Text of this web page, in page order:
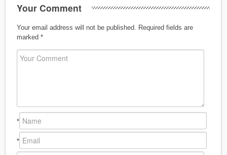
Your Comment
Your email address will not be published.
Required fields are
marked *
*
*